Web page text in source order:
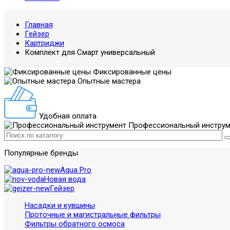
Главная
Гейзер
Картриджи
Комплект для Смарт универсальный
Фиксированные цены
Опытные мастера
Удобная оплата
Профессиональный
Популярные бренды
Aqua Pro
Новая вода
Гейзер
Насадки и кувшины
Проточные и магистральные фильтры
Фильтры обратного осмоса